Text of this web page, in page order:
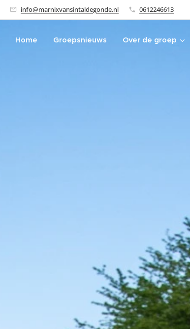
info@marnixvansintaldegonde.nl 0612246613
Home Groepsnieuws Over de groep